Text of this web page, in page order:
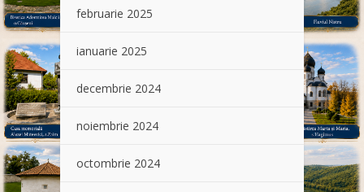
februarie 2025
ianuarie 2025
decembrie 2024
noiembrie 2024
octombrie 2024